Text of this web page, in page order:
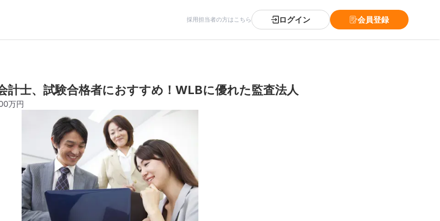
採用担当者の方はこちら ログイン 会員登録
計士、試験合格者におすすめ！WLBに優れた監査法人
万円